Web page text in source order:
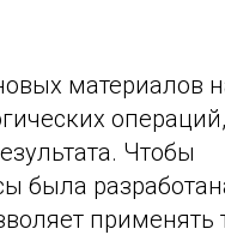
материалов
Чтобы
была